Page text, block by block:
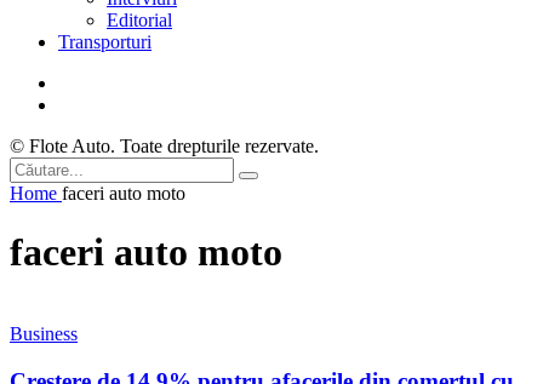
Editorial
Transporturi
© Flote Auto. Toate drepturile rezervate.
Home faceri auto moto
faceri auto moto
Business